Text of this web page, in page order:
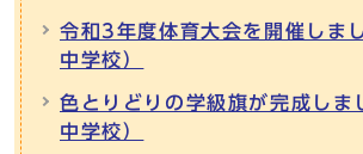
令和3年度体育大会を開催しま
中学校）
色とりどりの学級旗が完成しま
中学校）